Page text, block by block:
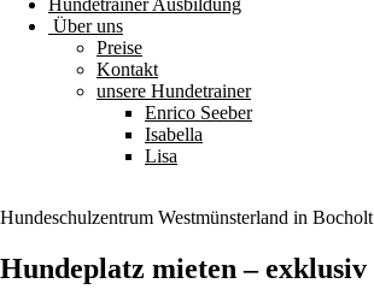
Hundetrainer Ausbildung
Über uns
Preise
Kontakt
unsere Hundetrainer
Enrico Seeber
Isabella
Lisa
Hundeschulzentrum Westmünsterland in Bocholt
Hundeplatz mieten – exklusiv